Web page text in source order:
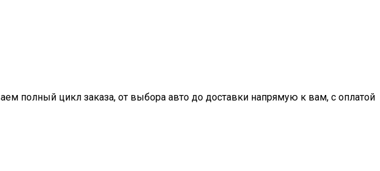
полный цикл заказа, от выбора авто до доставки напрямую к вам, с оплатой